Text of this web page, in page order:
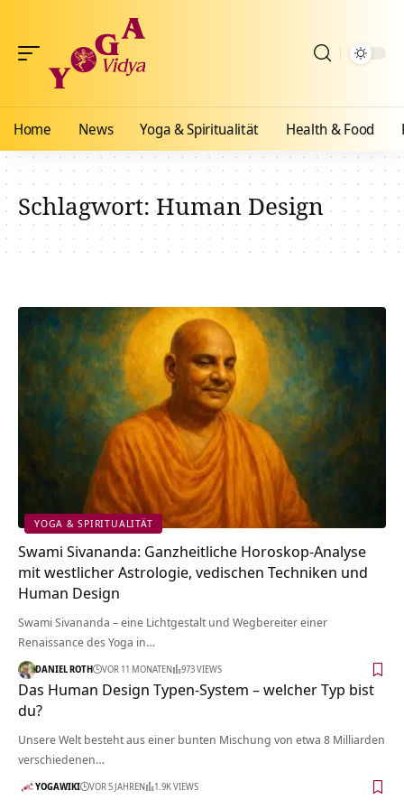
Home News Yoga & Spiritualität Health & Food
Schlagwort:Human Design
YOGA & SPIRITUALITÄT
Swami Sivananda: Ganzheitliche Horoskop-Analyse
mit westlicher Astrologie, vedischen Techniken und
Human Design
Swami Sivananda – eine Lichtgestalt und Wegbereiter einer
Renaissance des Yoga in…
DANIEL ROTH VOR 11 MONATEN 973 VIEWS
Das Human Design Typen-System – welcher Typ bist
du?
Unsere Welt besteht aus einer bunten Mischung von etwa 8 Milliarden
verschiedenen…
YOGAWIKI VOR 5 JAHREN 1.9K VIEWS